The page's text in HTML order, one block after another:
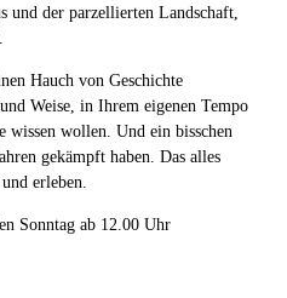
und der parzellierten Landschaft,
Hauch von Geschichte
Weise, in Ihrem eigenen Tempo
wissen wollen. Und ein bisschen
gekämpft haben. Das alles
erleben.
Sonntag ab 12.00 Uhr